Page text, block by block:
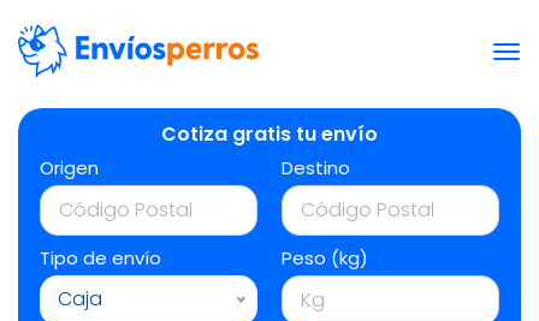
Cotiza gratis tu envío
Origen Destino
Tipo de envío
Caja
Peso (kg)